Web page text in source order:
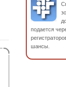
подается
шансы.